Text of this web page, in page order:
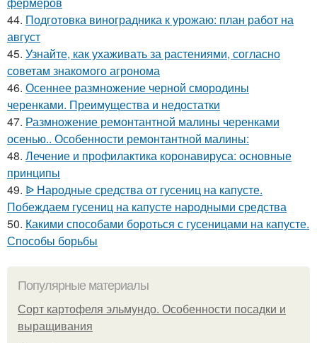
44. Подготовка виноградника к урожаю: план работ на
август
45. Узнайте, как ухаживать за растениями, согласно
советам знакомого агронома
46. Осеннее размножение черной смородины
черенками. Преимущества и недостатки
47. Размножение ремонтантной малины черенками
осенью.. Особенности ремонтантной малины:
48. Лечение и профилактика коронавируса: основные
принципы
49. ᐉ Народные средства от гусениц на капусте.
Побеждаем гусениц на капусте народными средства
50. Какими способами бороться с гусеницами на капусте.
Способы борьбы
Популярные материалы
Сорт картофеля эльмундо. Особенности посадки и
выращивания